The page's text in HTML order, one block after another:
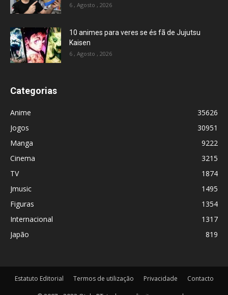
6 , Agosto , 2026
10 animes para veres se és fã de Jujutsu
Kaisen
6 , Agosto , 2026
Categorias
Anime
35626
Jogos
30951
Manga
9222
Cinema
3215
TV
1874
Jmusic
1495
Figuras
1354
Internacional
1317
Japão
819
Estatuto Editorial Termos de utilização Privacidade Contacto